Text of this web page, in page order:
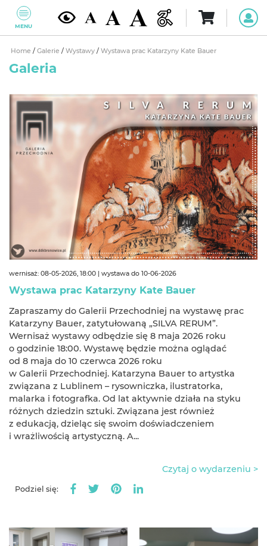
MENU
Home / Galerie / Wystawy / Wystawa prac Katarzyny Kate Bauer
Galeria
wernisaż: 08-05-2026, 18:00 | wystawa do 10-06-2026
Wystawa prac Katarzyny Kate Bauer
Zapraszamy do Galerii Przechodniej na wystawę prac
Katarzyny Bauer, zatytułowaną „SILVA RERUM”.
Wernisaż wystawy odbędzie się 8 maja 2026 roku
o godzinie 18:00. Wystawę będzie można oglądać
od 8 maja do 10 czerwca 2026 roku
w Galerii Przechodniej. Katarzyna Bauer to artystka
związana z Lublinem – rysowniczka, ilustratorka,
malarka i fotografka. Od lat aktywnie działa na styku
różnych dziedzin sztuki. Związana jest również
z edukacją, dzieląc się swoim doświadczeniem
i wrażliwością artystyczną. A...
Czytaj o wydarzeniu >
Podziel się: